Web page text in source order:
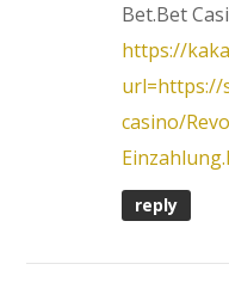
Bet.Bet
https://
url=https://
casino/
reply